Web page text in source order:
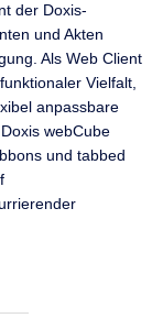
der Doxis-
und Akten
Als Web Client
Vielfalt,
anpassbare
webCube
und tabbed